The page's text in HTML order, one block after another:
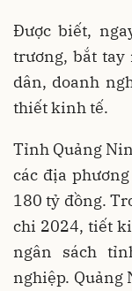
Được biết,
trương, bắt tay
dân, doanh
thiết kinh tế.
Tỉnh Quảng
các địa
180 tỷ đồng.
chi 2024, tiết
ngân sách
nghiệp. Quảng